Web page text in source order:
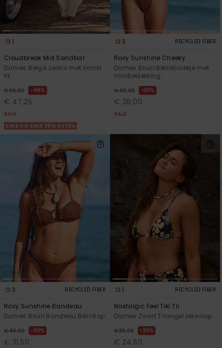
1
Cloudbreak Mid Sandbar
Dames Beige Jeans met barrel
fit
€ 90,00 48%
€ 47,25
SALE
SALE ON SALE 25% EXTRA
3 RECYCLED FIBER
Roxy Sunshine Cheeky
Dames Bruin Bikinibroekje met
minibedekking
€ 40,00 30%
€ 28,00
SALE
3 RECYCLED FIBER
Roxy Sunshine Bandeau
Dames Bruin Bandeau Bikinitop
€ 45,00 30%
€ 31,50
1 RECYCLED FIBER
Nostalgic Feel Tiki Tri
Dames Zwart Triangel bikinitop
€ 35,00 30%
€ 24,50